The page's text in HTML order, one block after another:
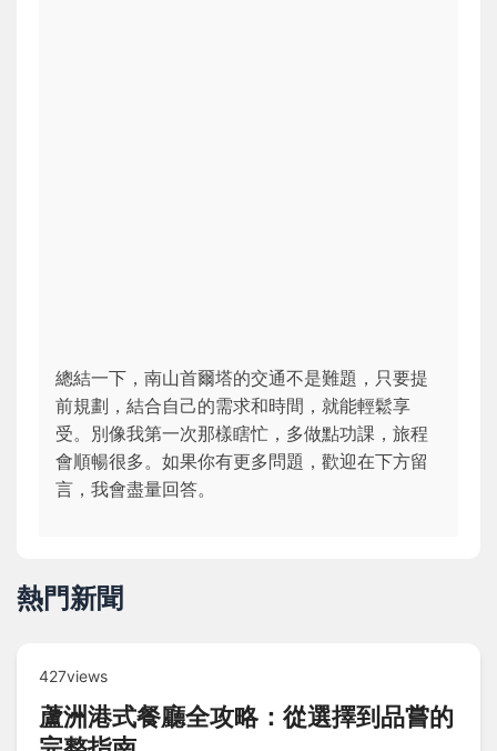
總結一下，南山首爾塔的交通不是難題，只要提
前規劃，結合自己的需求和時間，就能輕鬆享
受。別像我第一次那樣瞎忙，多做點功課，旅程
會順暢很多。如果你有更多問題，歡迎在下方留
言，我會盡量回答。
熱門新聞
427views
蘆洲港式餐廳全攻略：從選擇到品嘗的